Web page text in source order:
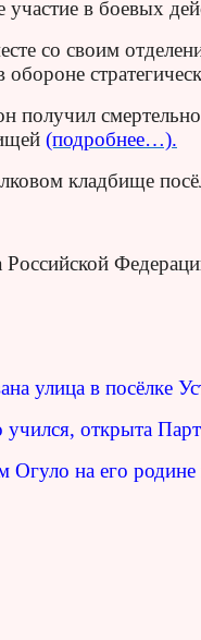
участие в боевых
со своим
обороне
получил
(подробнее…).
кладбище
Российской
улица в посёлке
открыта
Огуло на его